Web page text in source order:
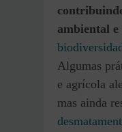
ambiental
Algumas
e agrícola
mas ainda